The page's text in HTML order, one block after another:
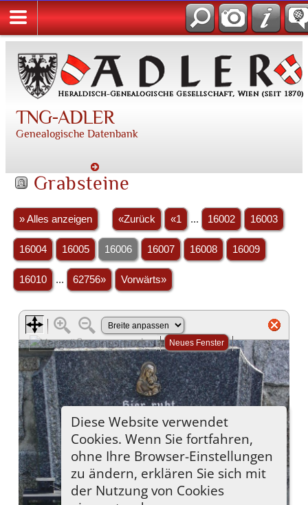
TNG-ADLER
Genealogische Datenbank
Grabsteine
» Alles anzeigen «Zurück «1 ... 16002 16003
16004 16005 16006 16007 16008 16009
16010 ... 62756» Vorwärts»